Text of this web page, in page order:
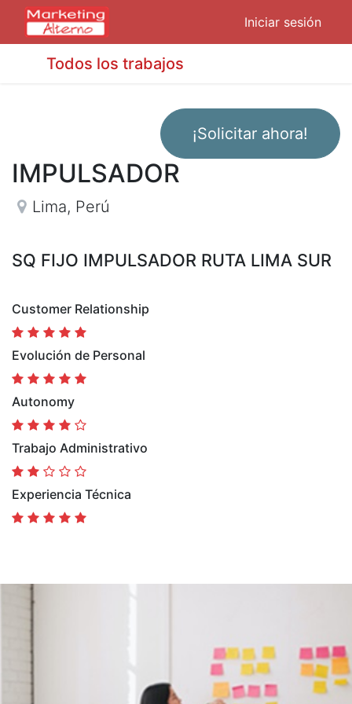
Iniciar sesión
Todos los trabajos
¡Solicitar ahora!
IMPULSADOR
Lima, Perú
SQ FIJO IMPULSADOR RUTA LIMA SUR
Customer Relationship
Evolución de Personal
Autonomy
Trabajo Administrativo
Experiencia Técnica